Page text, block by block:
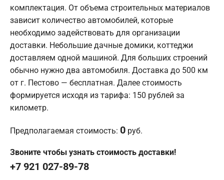
комплектация. От объема строительных материалов
зависит количество автомобилей, которые
необходимо задействовать для организации
доставки. Небольшие дачные домики, коттеджи
доставляем одной машиной. Для больших строений
обычно нужно два автомобиля. Доставка до 500 км
от г. Пестово — бесплатная. Далее стоимость
формируется исходя из тарифа: 150 рублей за
километр.
Предполагаемая стоимость: 0 руб.
Звоните чтобы узнать стоимость доставки!
+7 921 027-89-78